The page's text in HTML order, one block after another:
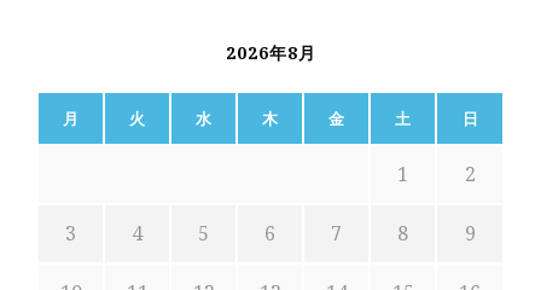
2026年8月
月 火 水 木 金 土 日
1 2
3 4 5 6 7 8 9